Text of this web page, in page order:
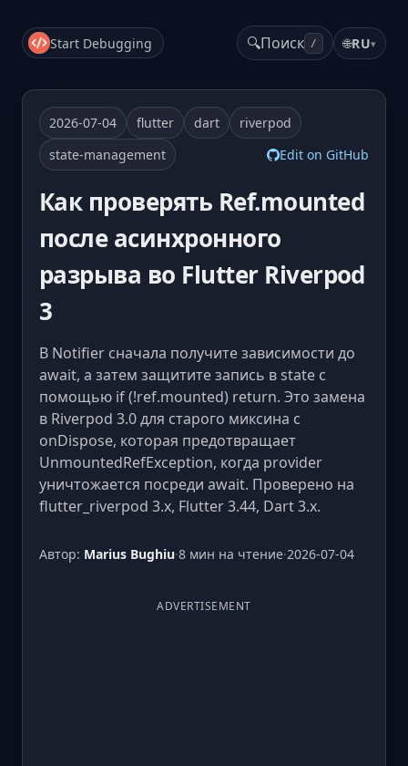
Start Debugging 🔍Поиск / 🌐RU▾
2026-07-04 flutter dart
riverpod
state-management
Edit on GitHub
Как проверять Ref.mounted
после асинхронного
разрыва во Flutter Riverpod
3
В Notifier сначала получите зависимости до
await, а затем защитите запись в state с
помощью if (!ref.mounted) return. Это замена
в Riverpod 3.0 для старого миксина с
onDispose, которая предотвращает
UnmountedRefException, когда provider
уничтожается посреди await. Проверено на
flutter_riverpod 3.x, Flutter 3.44, Dart 3.x.
Автор: Marius Bughiu·8 мин на чтение·2026-07-04
ADVERTISEMENT